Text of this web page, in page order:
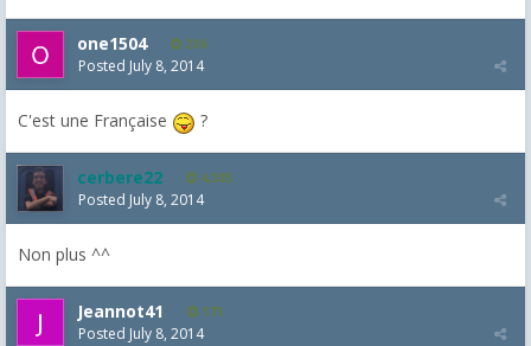
one1504 236
Posted July 8, 2014
C'est une Française ?
cerbere22 4,385
Posted July 8, 2014
Non plus ^^
Jeannot41 171
Posted July 8, 2014